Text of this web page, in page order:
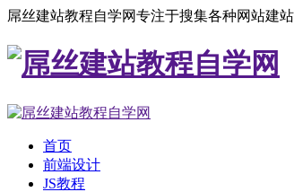
屌丝建站教程自学网专注于搜集各种网站建
首页
前端设计
JS教程